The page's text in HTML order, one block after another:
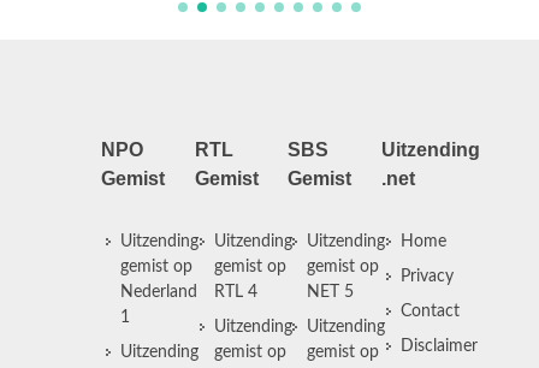
NPO
Gemist
Uitzending
gemist op
Nederland
1
Uitzending
RTL
Gemist
Uitzending
gemist op
RTL 4
Uitzending
gemist op
SBS
Gemist
Uitzending
gemist op
NET 5
Uitzending
gemist op
Uitzending
.net
Home
Privacy
Contact
Disclaimer